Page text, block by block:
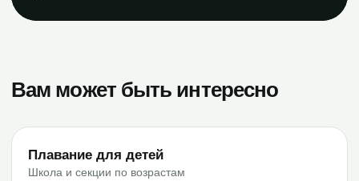
Вам может быть интересно
Плавание для детей
Школа и секции по возрастам